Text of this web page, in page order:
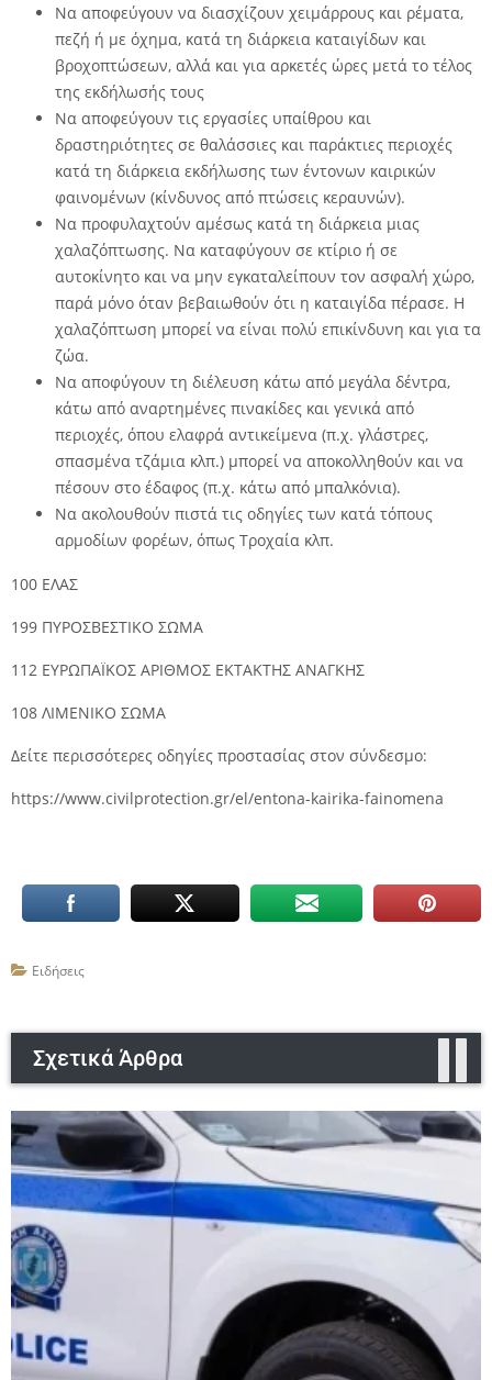
Να αποφεύγουν να διασχίζουν χειμάρρους και ρέματα,
πεζή ή με όχημα, κατά τη διάρκεια καταιγίδων και
βροχοπτώσεων, αλλά και για αρκετές ώρες μετά το τέλος
της εκδήλωσής τους
Να αποφεύγουν τις εργασίες υπαίθρου και
δραστηριότητες σε θαλάσσιες και παράκτιες περιοχές
κατά τη διάρκεια εκδήλωσης των έντονων καιρικών
φαινομένων (κίνδυνος από πτώσεις κεραυνών).
Να προφυλαχτούν αμέσως κατά τη διάρκεια μιας
χαλαζόπτωσης. Να καταφύγουν σε κτίριο ή σε
αυτοκίνητο και να μην εγκαταλείπουν τον ασφαλή χώρο,
παρά μόνο όταν βεβαιωθούν ότι η καταιγίδα πέρασε. Η
χαλαζόπτωση μπορεί να είναι πολύ επικίνδυνη και για τα
ζώα.
Να αποφύγουν τη διέλευση κάτω από μεγάλα δέντρα,
κάτω από αναρτημένες πινακίδες και γενικά από
περιοχές, όπου ελαφρά αντικείμενα (π.χ. γλάστρες,
σπασμένα τζάμια κλπ.) μπορεί να αποκολληθούν και να
πέσουν στο έδαφος (π.χ. κάτω από μπαλκόνια).
Να ακολουθούν πιστά τις οδηγίες των κατά τόπους
αρμοδίων φορέων, όπως Τροχαία κλπ.
100 ΕΛΑΣ
199 ΠΥΡΟΣΒΕΣΤΙΚΟ ΣΩΜΑ
112 ΕΥΡΩΠΑΪΚΟΣ ΑΡΙΘΜΟΣ ΕΚΤΑΚΤΗΣ ΑΝΑΓΚΗΣ
108 ΛΙΜΕΝΙΚΟ ΣΩΜΑ
Δείτε περισσότερες οδηγίες προστασίας στον σύνδεσμο:
https://www.civilprotection.gr/el/entona-kairika-fainomena
Ειδήσεις
Σχετικά Άρθρα